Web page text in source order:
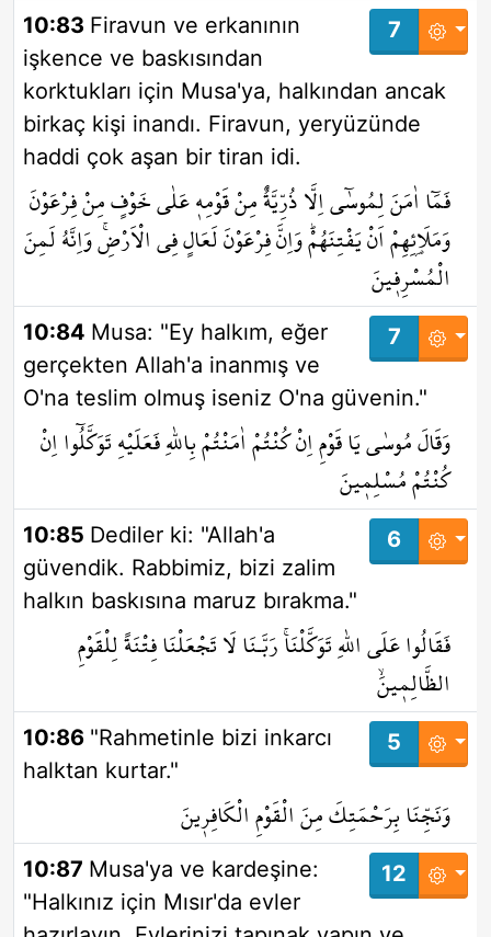
7
10:83 Firavun ve erkanının
işkence ve baskısından
korktukları için Musa'ya, halkından ancak
birkaç kişi inandı. Firavun, yeryüzünde
haddi çok aşan bir tiran idi.
فَمَٓا اٰمَنَ لِمُوسٰٓى اِلَّا ذُرِّيَّةٌ مِنْ قَوْمِه۪ عَلٰى خَوْفٍ مِنْ فِرْعَوْنَ
وَمَلَا۬ئِهِمْ اَنْ يَفْتِنَهُمْۜ وَاِنَّ فِرْعَوْنَ لَعَالٍ فِي الْاَرْضِۚ وَاِنَّهُ لَمِنَ
الْمُسْرِف۪ينَ
7
10:84 Musa: "Ey halkım, eğer
gerçekten Allah'a inanmış ve
O'na teslim olmuş iseniz O'na güvenin."
وَقَالَ مُوسٰى يَا قَوْمِ اِنْ كُنْتُمْ اٰمَنْتُمْ بِاللّٰهِ فَعَلَيْهِ تَوَكَّلُٓوا اِنْ
كُنْتُمْ مُسْلِم۪ينَ
6
10:85 Dediler ki: "Allah'a
güvendik. Rabbimiz, bizi zalim
halkın baskısına maruz bırakma."
فَقَالُوا عَلَى اللّٰهِ تَوَكَّلْنَاۚ رَبَّـنَا لَا تَجْعَلْنَا فِتْنَةً لِلْقَوْمِ
الظَّالِم۪ينَۙ
5
10:86 "Rahmetinle bizi inkarcı
halktan kurtar."
وَنَجِّنَا بِرَحْمَتِكَ مِنَ الْقَوْمِ الْكَافِر۪ينَ
12
10:87 Musa'ya ve kardeşine:
"Halkınız için Mısır'da evler